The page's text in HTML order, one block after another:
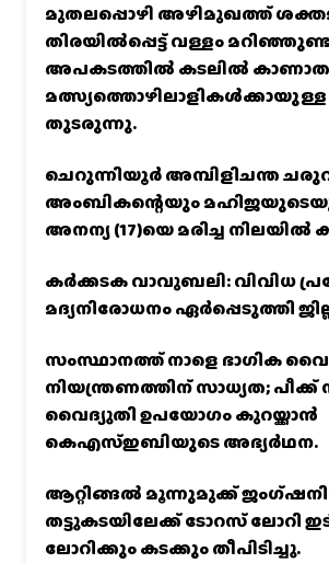
മുതലപ്പൊഴി അഴിമുഖത്ത്
തിരയിൽപ്പെട്ട് വള്ളം
അപകടത്തിൽ കടലിൽ
മത്സ്യത്തൊഴിലാളികൾക്കായുള്ള
തുടരുന്നു.
ചെറുന്നിയൂർ അമ്പിളിചന്ത
അംബികന്റെയും
അനന്യ (17)യെ മരിച്ച നിലയിൽ
കര്‍ക്കടക വാവുബലി: വിവിധ
മദ്യനിരോധനം ഏര്‍പ്പെടുത്തി
സംസ്ഥാനത്ത് നാളെ ഭാഗിക
നിയന്ത്രണത്തിന് സാധ്യത;
വൈദ്യുതി ഉപയോഗം കുറയ്ക്കാൻ
കെഎസ്‌ഇബിയുടെ അഭ്യര്‍ഥന.
ആറ്റിങ്ങൽ മൂന്നുമുക്ക്
തട്ടുകടയിലേക്ക് ടോറസ് ലോറി
ലോറിക്കും കടക്കും തീപിടിച്ചു.